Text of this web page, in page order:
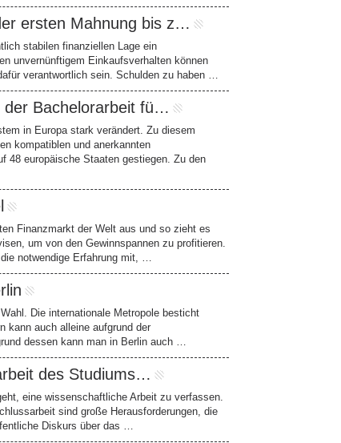
ersten Mahnung bis z…
stabilen finanziellen Lage ein
unvernünftigem Einkaufsverhalten können
verantwortlich sein. Schulden zu haben …
der Bachelorarbeit fü…
in Europa stark verändert. Zu diesem
kompatiblen und anerkannten
48 europäische Staaten gestiegen. Zu den
Finanzmarkt der Welt aus und so zieht es
um von den Gewinnspannen zu profitieren.
notwendige Erfahrung mit, …
Die internationale Metropole besticht
kann auch alleine aufgrund der
dessen kann man in Berlin auch …
des Studiums…
eine wissenschaftliche Arbeit zu verfassen.
sind große Herausforderungen, die
Diskurs über das …